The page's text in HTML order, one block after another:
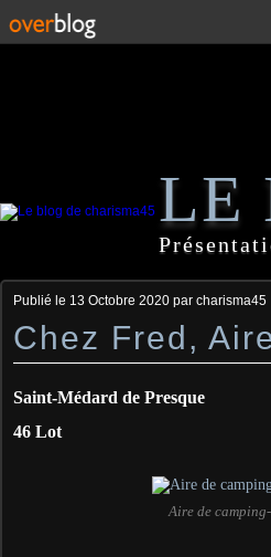
LE
Publié le 13 Octobre 2020 par charisma45
Chez Fred,
Saint-Médard de Presque
46 Lot
Aire de